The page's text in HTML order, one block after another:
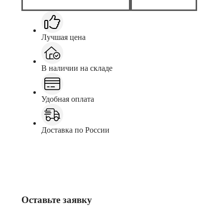
Лучшая цена
В наличии на складе
Удобная оплата
Доставка по России
Оставьте заявку